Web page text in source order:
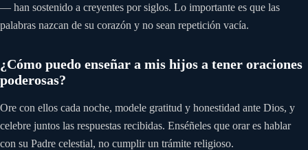
— han sostenido a creyentes por siglos. Lo importante es que las
palabras nazcan de su corazón y no sean repetición vacía.
¿Cómo puedo enseñar a mis hijos a tener oraciones
poderosas?
Ore con ellos cada noche, modele gratitud y honestidad ante Dios, y
celebre juntos las respuestas recibidas. Enséñeles que orar es hablar
con su Padre celestial, no cumplir un trámite religioso.